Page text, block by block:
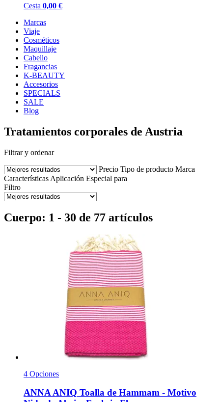
Cesta 0,00 €
Marcas
Viaje
Cosméticos
Maquillaje
Cabello
Fragancias
K-BEAUTY
Accesorios
SPECIALS
SALE
Blog
Tratamientos corporales de Austria
Filtrar y ordenar
Precio Tipo de producto Marca
Características Aplicación Especial para
Filtro
Cuerpo: 1 - 30 de 77 artículos
4 Opciones
ANNA ANIQ Toalla de Hammam -​ Motivo